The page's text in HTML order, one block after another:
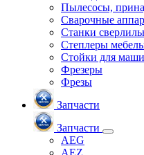
Пылесосы,
Сварочные
Станки
Степлеры
Стойки для
Фрезеры
Фрезы
Запчасти
Запчасти
AEG
AEZ